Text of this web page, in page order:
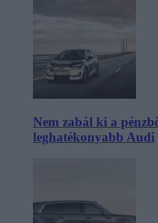
Nem zabál ki a
leghatékonyabb Audi